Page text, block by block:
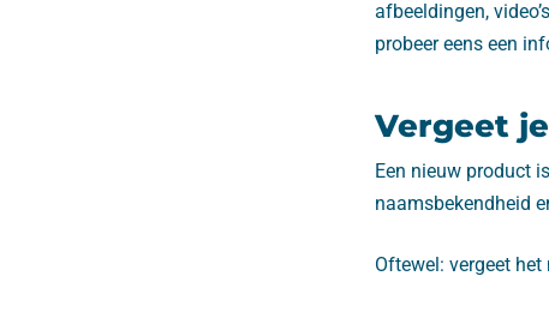
afbeeldingen,
probeer eens een
Vergeet
Een nieuw product
naamsbekendheid
Oftewel: vergeet